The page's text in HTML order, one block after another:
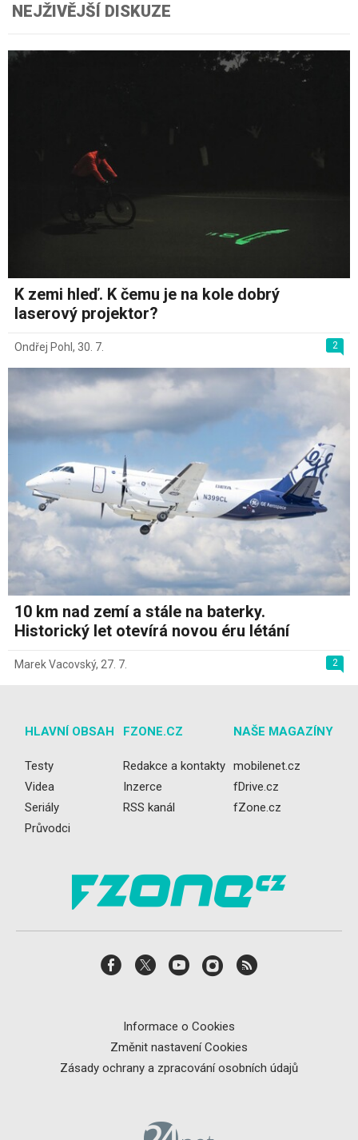
NEJŽIVĚJŠÍ DISKUZE
K zemi hleď. K čemu je na kole dobrý
laserový projektor?
2
Ondřej Pohl , 30. 7.
10 km nad zemí a stále na baterky.
Historický let otevírá novou éru létání
2
Marek Vacovský, 27. 7.
HLAVNÍ OBSAH
Testy
Videa
Seriály
Průvodci
FZONE.CZ
Redakce a kontakty
Inzerce
RSS kanál
NAŠE MAGAZÍNY
mobilenet.cz
fDrive.cz
fZone.cz
Informace o Cookies
Změnit nastavení Cookies
Zásady ochrany a zpracování osobních údajů